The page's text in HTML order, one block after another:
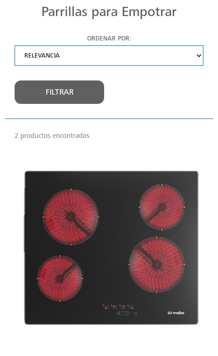
Parrillas para Empotrar
ORDENAR POR:
FILTRAR
2 productos encontrados
MÁS